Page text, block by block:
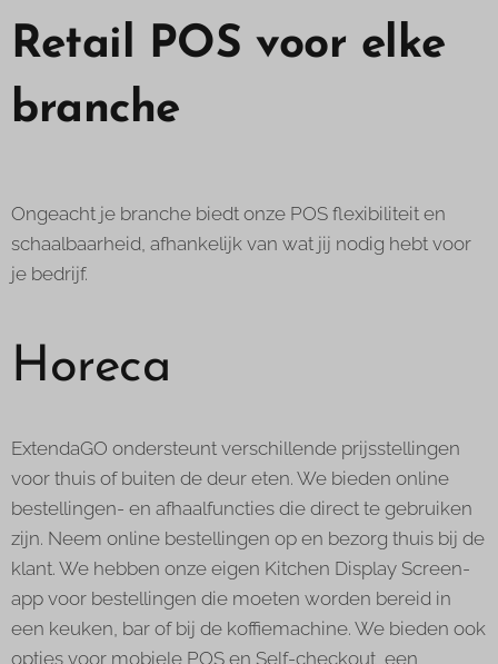
Retail POS voor elke
branche
Ongeacht je branche biedt onze POS flexibiliteit en
schaalbaarheid, afhankelijk van wat jij nodig hebt voor
je bedrijf.
Horeca
ExtendaGO ondersteunt verschillende prijsstellingen
voor thuis of buiten de deur eten. We bieden online
bestellingen- en afhaalfuncties die direct te gebruiken
zijn. Neem online bestellingen op en bezorg thuis bij de
klant. We hebben onze eigen Kitchen Display Screen-
app voor bestellingen die moeten worden bereid in
een keuken, bar of bij de koffiemachine. We bieden ook
opties voor mobiele POS en Self-checkout, een